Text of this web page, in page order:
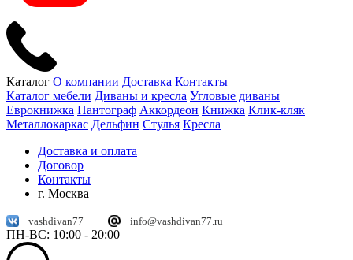
Каталог О компании Доставка Контакты
Каталог мебели Диваны и кресла Угловые диваны
Еврокнижка Пантограф Аккордеон Книжка Клик-кляк
Металлокаркас Дельфин Стулья Кресла
Доставка и оплата
Договор
Контакты
г. Москва
vashdivan77 info@vashdivan77.ru
ПН-ВС: 10:00 - 20:00